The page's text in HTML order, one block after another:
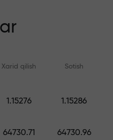
jekpoti
Xarid qilish Sotish
1.15276 1.15286
64730.71 64730.96
Onlayn kurslar
va vebinarlar